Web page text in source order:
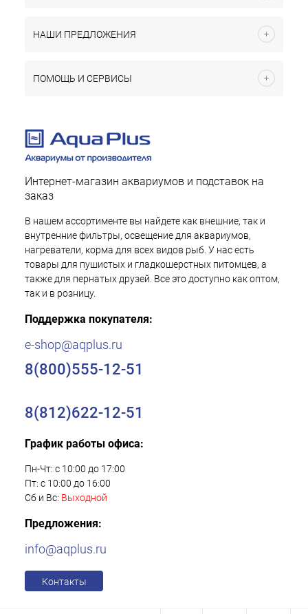
НАШИ ПРЕДЛОЖЕНИЯ
ПОМОЩЬ И СЕРВИСЫ
Интернет-магазин аквариумов и подставок на
заказ
В нашем ассортименте вы найдете как внешние, так и
внутренние фильтры, освещение для аквариумов,
нагреватели, корма для всех видов рыб. У нас есть
товары для пушистых и гладкошерстных питомцев, а
также для пернатых друзей. Все это доступно как оптом,
так и в розницу.
Поддержка покупателя:
e-shop@aqplus.ru
8(800)555-12-51
8(812)622-12-51
График работы офиса:
Пн-Чт: с 10:00 до 17:00
Пт: с 10:00 до 16:00
Сб и Вс: Выходной
Предложения:
info@aqplus.ru
Контакты